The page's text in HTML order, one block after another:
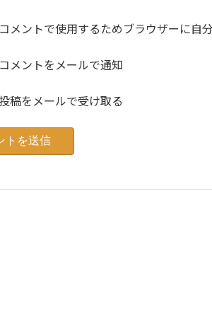
メントで使用するためブラウザーに自
メントをメールで通知
稿をメールで受け取る